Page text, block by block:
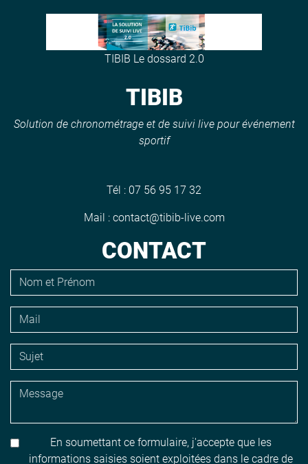
TIBIB Le dossard 2.0
TIBIB
Solution de chronométrage et de suivi live pour événement
sportif
Tél : 07 56 95 17 32
Mail : contact@tibib-live.com
CONTACT
En soumettant ce formulaire, j'accepte que les
informations saisies soient exploitées dans le cadre de